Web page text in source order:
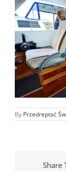
By Przedreptać
Share